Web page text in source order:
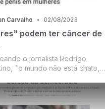
Carvalho • 02/08/2023
podem ter câncer de
o jornalista Rodrigo
"o mundo não está chato,